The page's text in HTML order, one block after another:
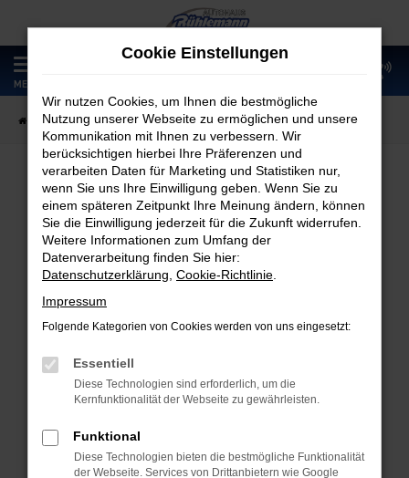
Zum
Hauptinhalt
springen
MENÜ
Startseite Fahrzeugangebote Fahrzeugmarkt
Fahrzeugmarkt
Fehler: Network Error
Beim Laden ist ein Fehler aufgetreten.
Hier sind ein paar Tipps, die dir helfen können:
Überprüfe deine Firewall und deine
Laden andere Webseiten, zum Beispiel
deine Suchmaschine?
Cookie Einstellungen
Wir nutzen Cookies, um Ihnen die bestmögliche
Nutzung unserer Webseite zu ermöglichen und unsere
Kommunikation mit Ihnen zu verbessern. Wir
berücksichtigen hierbei Ihre Präferenzen und
verarbeiten Daten für Marketing und Statistiken nur,
wenn Sie uns Ihre Einwilligung geben. Wenn Sie zu
einem späteren Zeitpunkt Ihre Meinung ändern, können
Sie die Einwilligung jederzeit für die Zukunft widerrufen.
Weitere Informationen zum Umfang der
Datenverarbeitung finden Sie hier:
Datenschutzerklärung Cookie-Richtlinie
Impressum
Folgende Kategorien von Cookies werden von uns eingesetzt:
Essentiell
Diese Technologien sind erforderlich, um die
Kernfunktionalität der Webseite zu gewährleisten.
Funktional
Diese Technologien bieten die bestmögliche Funktionalität
der Webseite. Services von Drittanbietern wie Google